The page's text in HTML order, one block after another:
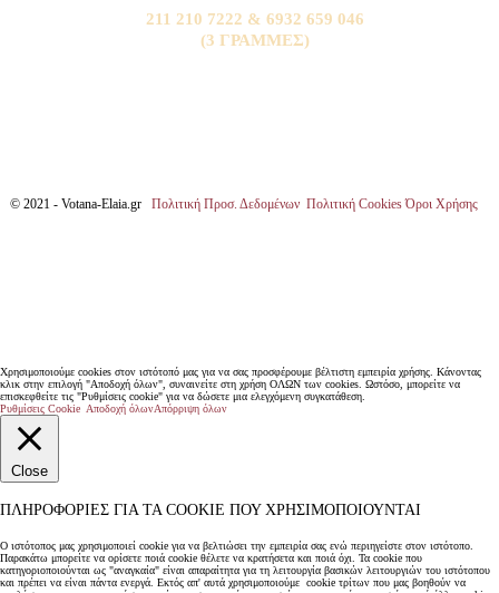
211 210 7222 & 6932 659 046
(3 ΓΡΑΜΜΕΣ)
© 2021 - Votana-Elaia.gr Πολιτική Προσ. Δεδομένων Πολιτική Cookies Όροι Χρήσης
Χρησιμοποιούμε cookies στον ιστότοπό μας για να σας προσφέρουμε βέλτιστη εμπειρία χρήσης. Κάνοντας
κλικ στην επιλογή "Αποδοχή όλων", συναινείτε στη χρήση ΟΛΩΝ των cookies. Ωστόσο, μπορείτε να
επισκεφθείτε τις "Ρυθμίσεις cookie" για να δώσετε μια ελεγχόμενη συγκατάθεση.
Ρυθμίσεις Cookie Αποδοχή όλωνΑπόρριψη όλων
Close
ΠΛΗΡΟΦΟΡΊΕΣ ΓΙΑ ΤΑ COOKIE ΠΟΥ ΧΡΗΣΙΜΟΠΟΙΟΎΝΤΑΙ
Ο ιστότοπος μας χρησιμοποιεί cookie για να βελτιώσει την εμπειρία σας ενώ περιηγείστε στον ιστότοπο.
Παρακάτω μπορείτε να ορίσετε ποιά cookie θέλετε να κρατήσετα και ποιά όχι. Τα cookie που
κατηγοριοποιούνται ως "αναγκαία" είναι απαραίτητα για τη λειτουργία βασικών λειτουργιών του ιστότοπου
και πρέπει να είναι πάντα ενεργά. Εκτός απ' αυτά χρησιμοποιούμε cookie τρίτων που μας βοηθούν να